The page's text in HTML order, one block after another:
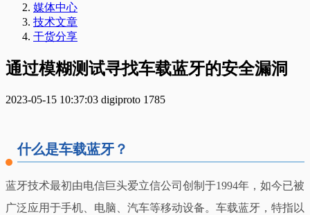
媒体中心
技术文章
干货分享
通过模糊测试寻找车载蓝牙的安全漏洞
2023-05-15 10:37:03 digiproto 1785
什么是车载蓝牙？
蓝牙技术最初由电信巨头爱立信公司创制于1994年，如今已被
广泛应用于手机、电脑、汽车等移动设备。车载蓝牙，特指以